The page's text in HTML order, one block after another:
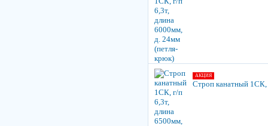
АКЦИЯ
Строп канатный 1СК,